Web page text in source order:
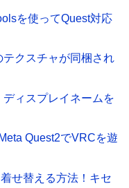
を使ってQuest対応
クスチャが同梱され
ィスプレイネームを
Quest2でVRCを遊
せ替える方法！キセ